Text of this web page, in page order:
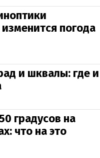
погода
и шквалы: где и
градусов на
что на это